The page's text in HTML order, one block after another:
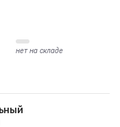
нет на складе